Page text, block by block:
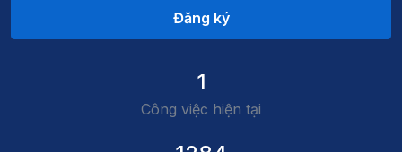
Đăng ký
1
Công việc hiện tại